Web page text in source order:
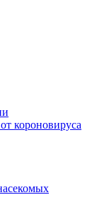
короновируса